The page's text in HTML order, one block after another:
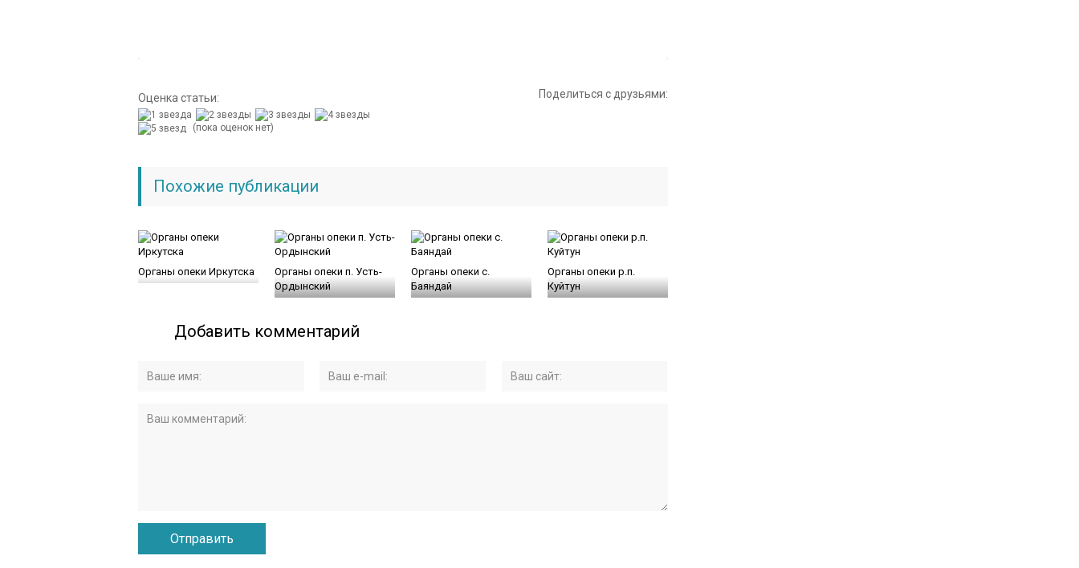
Оценка статьи:
(пока оценок нет)
Поделиться с друзьями:
Похожие публикации
Органы опеки Иркутска
Органы опеки п. Усть-
Ордынский
Органы опеки с.
Баяндай
Органы опеки р.п.
Куйтун
Добавить комментарий